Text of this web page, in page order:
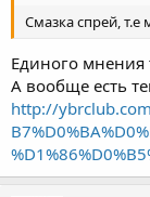
Смазка спрей, т.е
Единого
А вообще есть
http://